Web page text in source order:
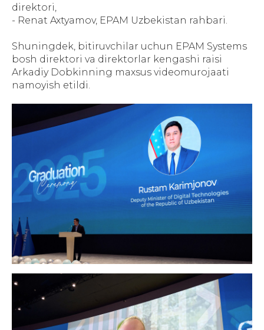
direktori,
- Renat Axtyamov, EPAM Uzbekistan rahbari.
Shuningdek, bitiruvchilar uchun EPAM Systems
bosh direktori va direktorlar kengashi raisi
Arkadiy Dobkinning maxsus videomurojaati
namoyish etildi.